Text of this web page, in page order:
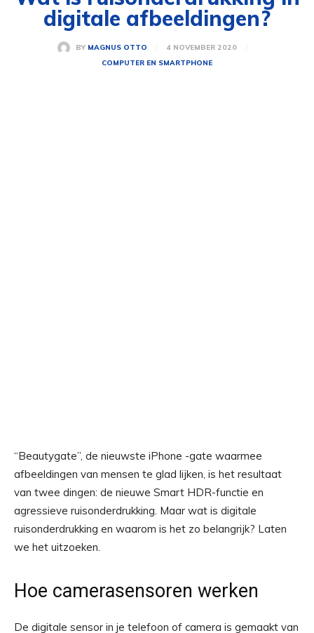
digitale afbeeldingen?
BY MAGNUS OTTO
4 NOVEMBER 2020
COMPUTER EN SMARTPHONE
“Beautygate”, de nieuwste iPhone -gate waarmee
afbeeldingen van mensen te glad lijken, is het resultaat
van twee dingen: de nieuwe Smart HDR-functie en
agressieve ruisonderdrukking. Maar wat is digitale
ruisonderdrukking en waarom is het zo belangrijk? Laten
we het uitzoeken.
Hoe camerasensoren werken
De digitale sensor in je telefoon of camera is gemaakt van